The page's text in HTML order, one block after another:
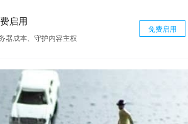
启用
器成本、守护内容主权
免费启用